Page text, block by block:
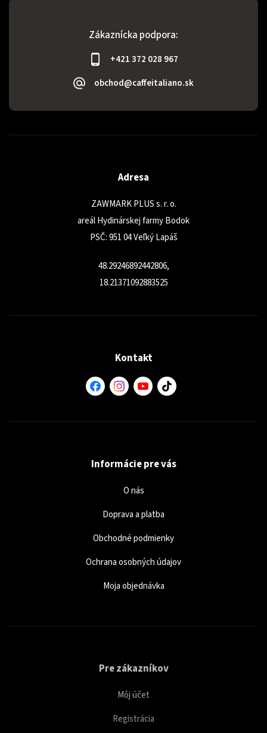
Zákaznícka podpora:
+421 372 028 967
obchod@caffeitaliano.sk
Adresa
ZAWMARK PLUS s. r. o.
areál Hydinárskej farmy Bodok
PSČ: 951 04 Veľký Lapáš
48.29246892442806,
18.21371092883525
Kontakt
Informácie pre vás
O nás
Doprava a platba
Obchodné podmienky
Ochrana osobných údajov
Moja objednávka
Pre zákazníkov
Môj účet
Registrácia